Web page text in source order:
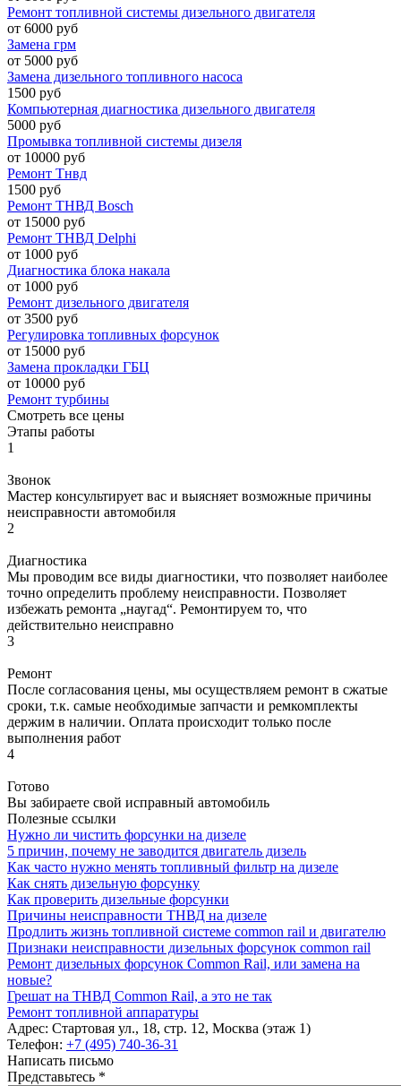
Ремонт топливной системы дизельного двигателя
от 6000 руб
Замена грм
от 5000 руб
Замена дизельного топливного насоса
1500 руб
Компьютерная диагностика дизельного двигателя
5000 руб
Промывка топливной системы дизеля
от 10000 руб
Ремонт Тнвд
1500 руб
Ремонт ТНВД Bosch
от 15000 руб
Ремонт ТНВД Delphi
от 1000 руб
Диагностика блока накала
от 1000 руб
Ремонт дизельного двигателя
от 3500 руб
Регулировка топливных форсунок
от 15000 руб
Замена прокладки ГБЦ
от 10000 руб
Ремонт турбины
Смотреть все цены
Этапы работы
1
Звонок
Мастер консультирует вас и выясняет возможные причины
неисправности автомобиля
2
Диагностика
Мы проводим все виды диагностики, что позволяет наиболее
точно определить проблему неисправности. Позволяет
избежать ремонта „наугад“. Ремонтируем то, что
действительно неисправно
3
Ремонт
После согласования цены, мы осуществляем ремонт в сжатые
сроки, т.к. самые необходимые запчасти и ремкомплекты
держим в наличии. Оплата происходит только после
выполнения работ
4
Готово
Вы забираете свой исправный автомобиль
Полезные ссылки
Нужно ли чистить форсунки на дизеле
5 причин, почему не заводится двигатель дизель
Как часто нужно менять топливный фильтр на дизеле
Как снять дизельную форсунку
Как проверить дизельные форсунки
Причины неисправности ТНВД на дизеле
Продлить жизнь топливной системе common rail и двигателю
Признаки неисправности дизельных форсунок common rail
Ремонт дизельных форсунок Common Rail, или замена на
новые?
Грешат на ТНВД Common Rail, а это не так
Ремонт топливной аппаратуры
Адрес: Стартовая ул., 18, стр. 12, Москва (этаж 1)
Телефон: +7 (495) 740-36-31
Написать письмо
Представьтесь *